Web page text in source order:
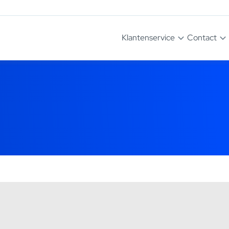
Klantenservice Contact